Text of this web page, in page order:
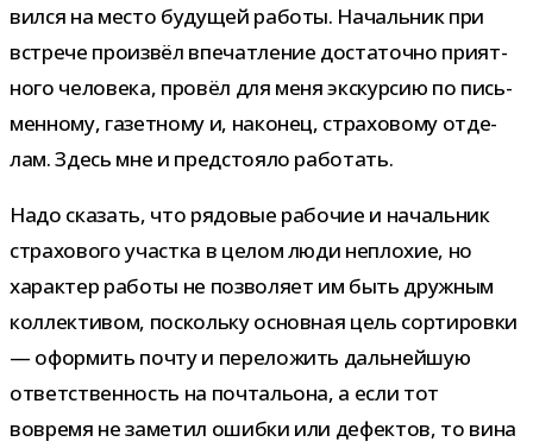
вился на место буду­щей работы. Начальник при
встрече про­из­вёл впе­чат­ле­ние доста­точно при­ят­
ного чело­века, про­вёл для меня экс­кур­сию по пись­
мен­ному, газет­ному и, нако­нец, стра­хо­вому отде­
лам. Здесь мне и пред­сто­яло работать.
Надо ска­зать, что рядо­вые рабо­чие и началь­ник
стра­хо­вого участка в целом люди непло­хие, но
харак­тер работы не поз­во­ляет им быть друж­ным
кол­лек­ти­вом, поскольку основ­ная цель сор­ти­ровки
— офор­мить почту и пере­ло­жить даль­ней­шую
ответ­ствен­ность на поч­та­льона, а если тот
вовремя не заме­тил ошибки или дефек­тов, то вина